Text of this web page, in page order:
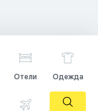
Отели Одежда